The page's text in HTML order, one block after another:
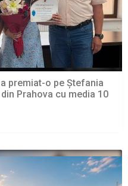
premiat-o pe Ștefania
Prahova cu media 10